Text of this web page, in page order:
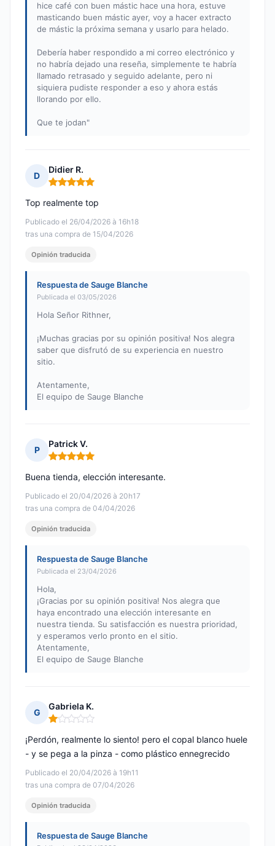
hice café con buen mástic hace una hora, estuve
masticando buen mástic ayer, voy a hacer extracto
de mástic la próxima semana y usarlo para helado.
Debería haber respondido a mi correo electrónico y
no habría dejado una reseña, simplemente te habría
llamado retrasado y seguido adelante, pero ni
siquiera pudiste responder a eso y ahora estás
llorando por ello.
Que te jodan"
D
Didier R.
Nota: 5 de 5
Publicado el 26/04/2026 à 16h18
tras una compra de 15/04/2026
Top realmente top
Opinión traducida
Respuesta de Sauge Blanche
Publicada el 03/05/2026
Hola Señor Rithner,
¡Muchas gracias por su opinión positiva! Nos alegra
saber que disfrutó de su experiencia en nuestro
sitio.
Atentamente,
El equipo de Sauge Blanche
P
Patrick V.
Nota: 5 de 5
Publicado el 20/04/2026 à 20h17
tras una compra de 04/04/2026
Buena tienda, elección interesante.
Opinión traducida
Respuesta de Sauge Blanche
Publicada el 23/04/2026
Hola,
¡Gracias por su opinión positiva! Nos alegra que
haya encontrado una elección interesante en
nuestra tienda. Su satisfacción es nuestra prioridad,
y esperamos verlo pronto en el sitio.
Atentamente,
El equipo de Sauge Blanche
G
Gabriela K.
Nota: 1 de 5
Publicado el 20/04/2026 à 19h11
tras una compra de 07/04/2026
¡Perdón, realmente lo siento! pero el copal blanco huele
- y se pega a la pinza - como plástico ennegrecido
Opinión traducida
Respuesta de Sauge Blanche